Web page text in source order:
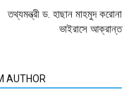
তথ্যমন্ত্রী ড. হাছান মাহমুদ করোনা
ভাইরাসে আক্রান্ত
AUTHOR